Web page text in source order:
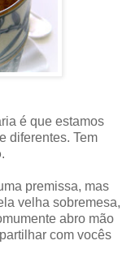
é que estamos
diferentes. Tem
.
premissa, mas
velha sobremesa,
abro mão
com vocês